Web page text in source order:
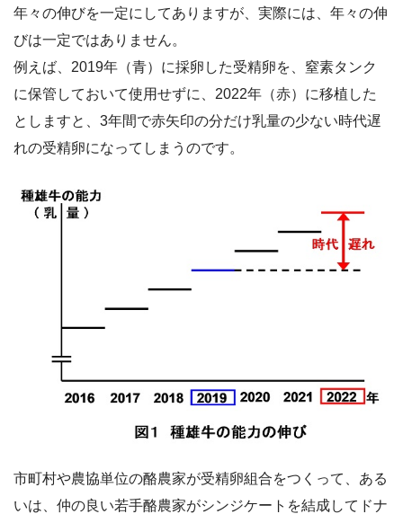
年々の伸びを一定にしてありますが、実際には、年々の伸
びは一定ではありません。
例えば、2019年（青）に採卵した受精卵を、窒素タンク
に保管しておいて使用せずに、2022年（赤）に移植した
としますと、3年間で赤矢印の分だけ乳量の少ない時代遅
れの受精卵になってしまうのです。
市町村や農協単位の酪農家が受精卵組合をつくって、ある
いは、仲の良い若手酪農家がシンジケートを結成してドナ